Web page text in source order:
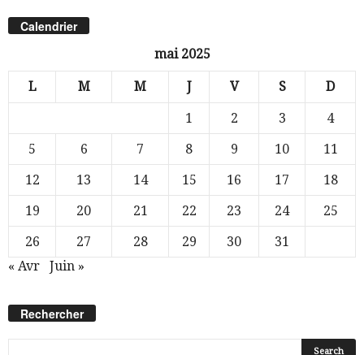
Calendrier
mai 2025
L M M J V S D
1 2 3
4
5
6 7 8 9 10
11
12
13 14 15 16 17
18
19
20 21 22 23 24
25
26
27 28 29 30
31
« Avr
Juin »
Rechercher